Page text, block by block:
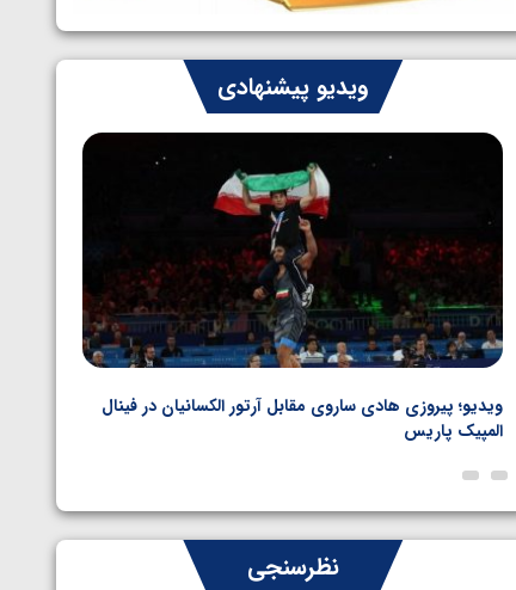
ویدیو پیشنهادی
ویدیو؛ پیروزی هادی ساروی مقابل آرتور الکسانیان در فینال
المپیک پاریس
نظرسنجی